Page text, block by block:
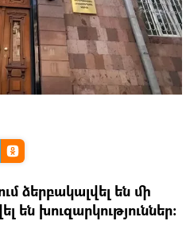
ձերբակալվել են մի
խուզարկություններ։